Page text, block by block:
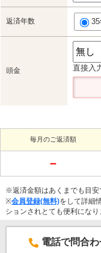
返済年数
頭金 直接入
毎月のご返済額
－
※返済金額はあくまでも目安
※会員登録(無料)をして詳細
ションされとても便利になり
電話で問合わ